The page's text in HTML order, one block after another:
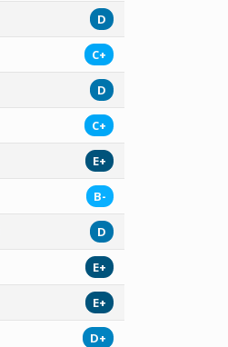
D
C+
D
C+
E+
B-
D
E+
E+
D+